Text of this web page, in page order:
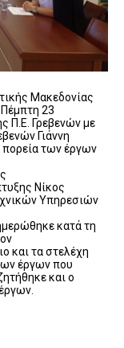
Μακεδονίας
23
Π.Ε. Γρεβενών με
Γιάννη
πορεία των έργων
Νίκος
Υπηρεσιών
κατά τη
και τα στελέχη
έργων που
και ο